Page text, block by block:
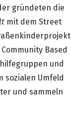
gründeten die
mit dem Street
Based
und
sozialen Umfeld
und sammeln